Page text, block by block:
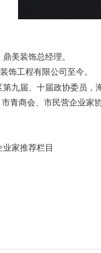
鼎美装饰总经理。
饰工程有限公司至今。
九届、十届政协委员，
青商会、市民营企业家
家推荐栏目